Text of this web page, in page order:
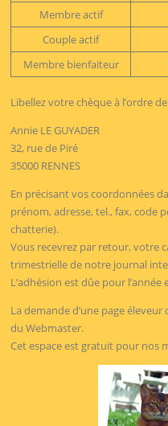
Membre actif
Couple actif
Membre bienfaiteur
Libellez votre chèque à l’ordre de
Annie LE GUYADER
32, rue de Piré
35000 RENNES
En précisant vos coordonnées
prénom, adresse, tel., fax, code
chatterie).
Vous recevrez par retour, votre
trimestrielle de notre journal
L’adhésion est dûe pour
La demande d’une page
du Webmaster.
Cet espace est gratuit pour nos